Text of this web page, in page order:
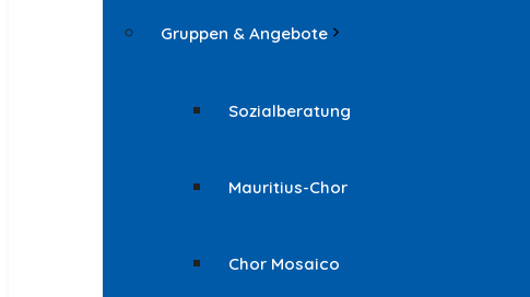
Gruppen & Angebote
Sozialberatung
Mauritius-Chor
Chor Mosaico